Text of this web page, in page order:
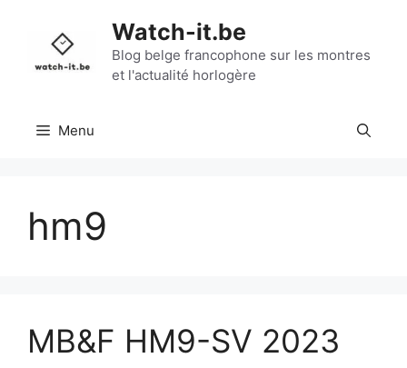
contenu
Watch-it.be
Blog belge francophone sur les montres
et l'actualité horlogère
Menu
hm9
MB&F HM9-SV 2023